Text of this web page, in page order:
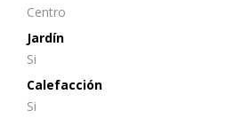
Centro
Jardín
Si
Calefacción
Si